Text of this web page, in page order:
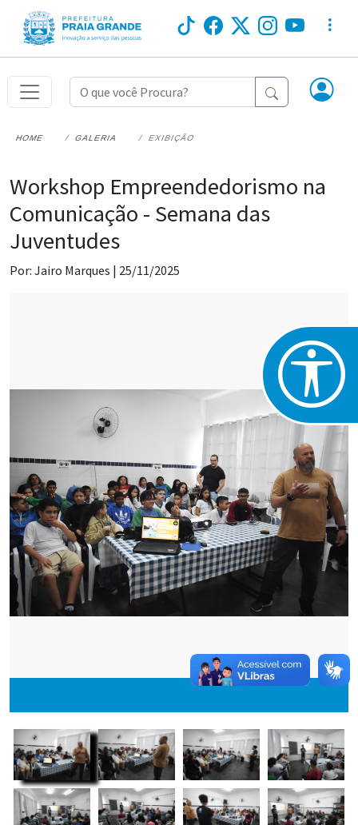
HOME GALERIA EXIBIÇÃO
Workshop Empreendedorismo na
Comunicação - Semana das
Juventudes
Por: Jairo Marques | 25/11/2025